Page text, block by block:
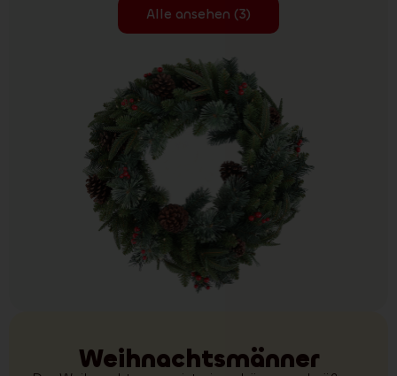
Alle ansehen (3)
Weihnachtsmänner